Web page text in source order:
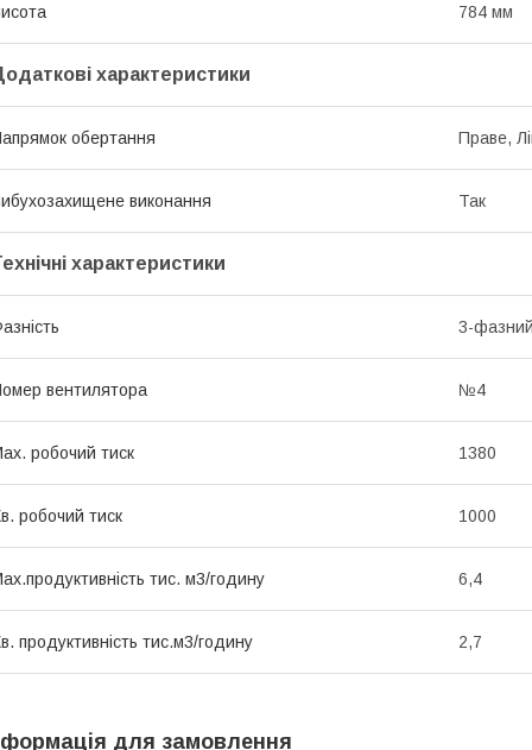
784 мм
характеристики
обертання Праве,
виконання Так
характеристики
3-
вентилятора №4
робочий тиск 1380
робочий тиск 1000
тис. м3/годину 6,4
продуктивність тис.м3/годину 2,7
для замовлення